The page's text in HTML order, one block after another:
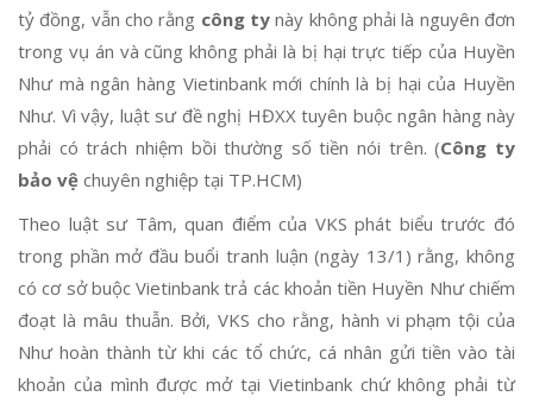
tỷ đồng, vẫn cho rằng công ty này không phải là nguyên đơn
trong vụ án và cũng không phải là bị hại trực tiếp của Huyền
Như mà ngân hàng Vietinbank mới chính là bị hại của Huyền
Như. Vì vậy, luật sư đề nghị HĐXX tuyên buộc ngân hàng này
phải có trách nhiệm bồi thường số tiền nói trên. (Công ty
bảo vệ chuyên nghiệp tại TP.HCM)
Theo luật sư Tâm, quan điểm của VKS phát biểu trước đó
trong phần mở đầu buổi tranh luận (ngày 13/1) rằng, không
có cơ sở buộc Vietinbank trả các khoản tiền Huyền Như chiếm
đoạt là mâu thuẫn. Bởi, VKS cho rằng, hành vi phạm tội của
Như hoàn thành từ khi các tổ chức, cá nhân gửi tiền vào tài
khoản của mình được mở tại Vietinbank chứ không phải từ